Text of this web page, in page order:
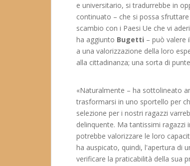
e universitario, si tradurrebbe in
continuato – che si possa
scambio con i Paesi Ue che vi
ha aggiunto Bugetti – può valere
a una valorizzazione della loro
alla cittadinanza; una sorta di
«Naturalmente – ha sottolineato
trasformarsi in uno sportello per
selezione per i nostri ragazzi
delinquente. Ma tantissimi
potrebbe valorizzare le loro
ha auspicato, quindi, l'apertura di
verificare la praticabilità della sua